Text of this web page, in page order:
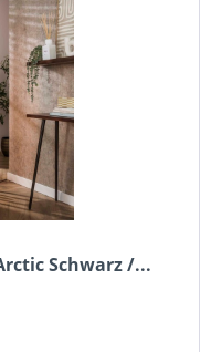
Schwarz /...